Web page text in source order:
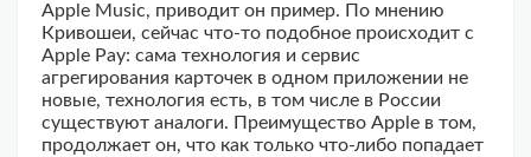
Apple Music, приводит он пример. По мнению
Кривошеи, сейчас что-то подобное происходит с
Apple Pay: сама технология и сервис
агрегирования карточек в одном приложении не
новые, технология есть, в том числе в России
существуют аналоги. Преимущество Apple в том,
продолжает он, что как только что-либо попадает